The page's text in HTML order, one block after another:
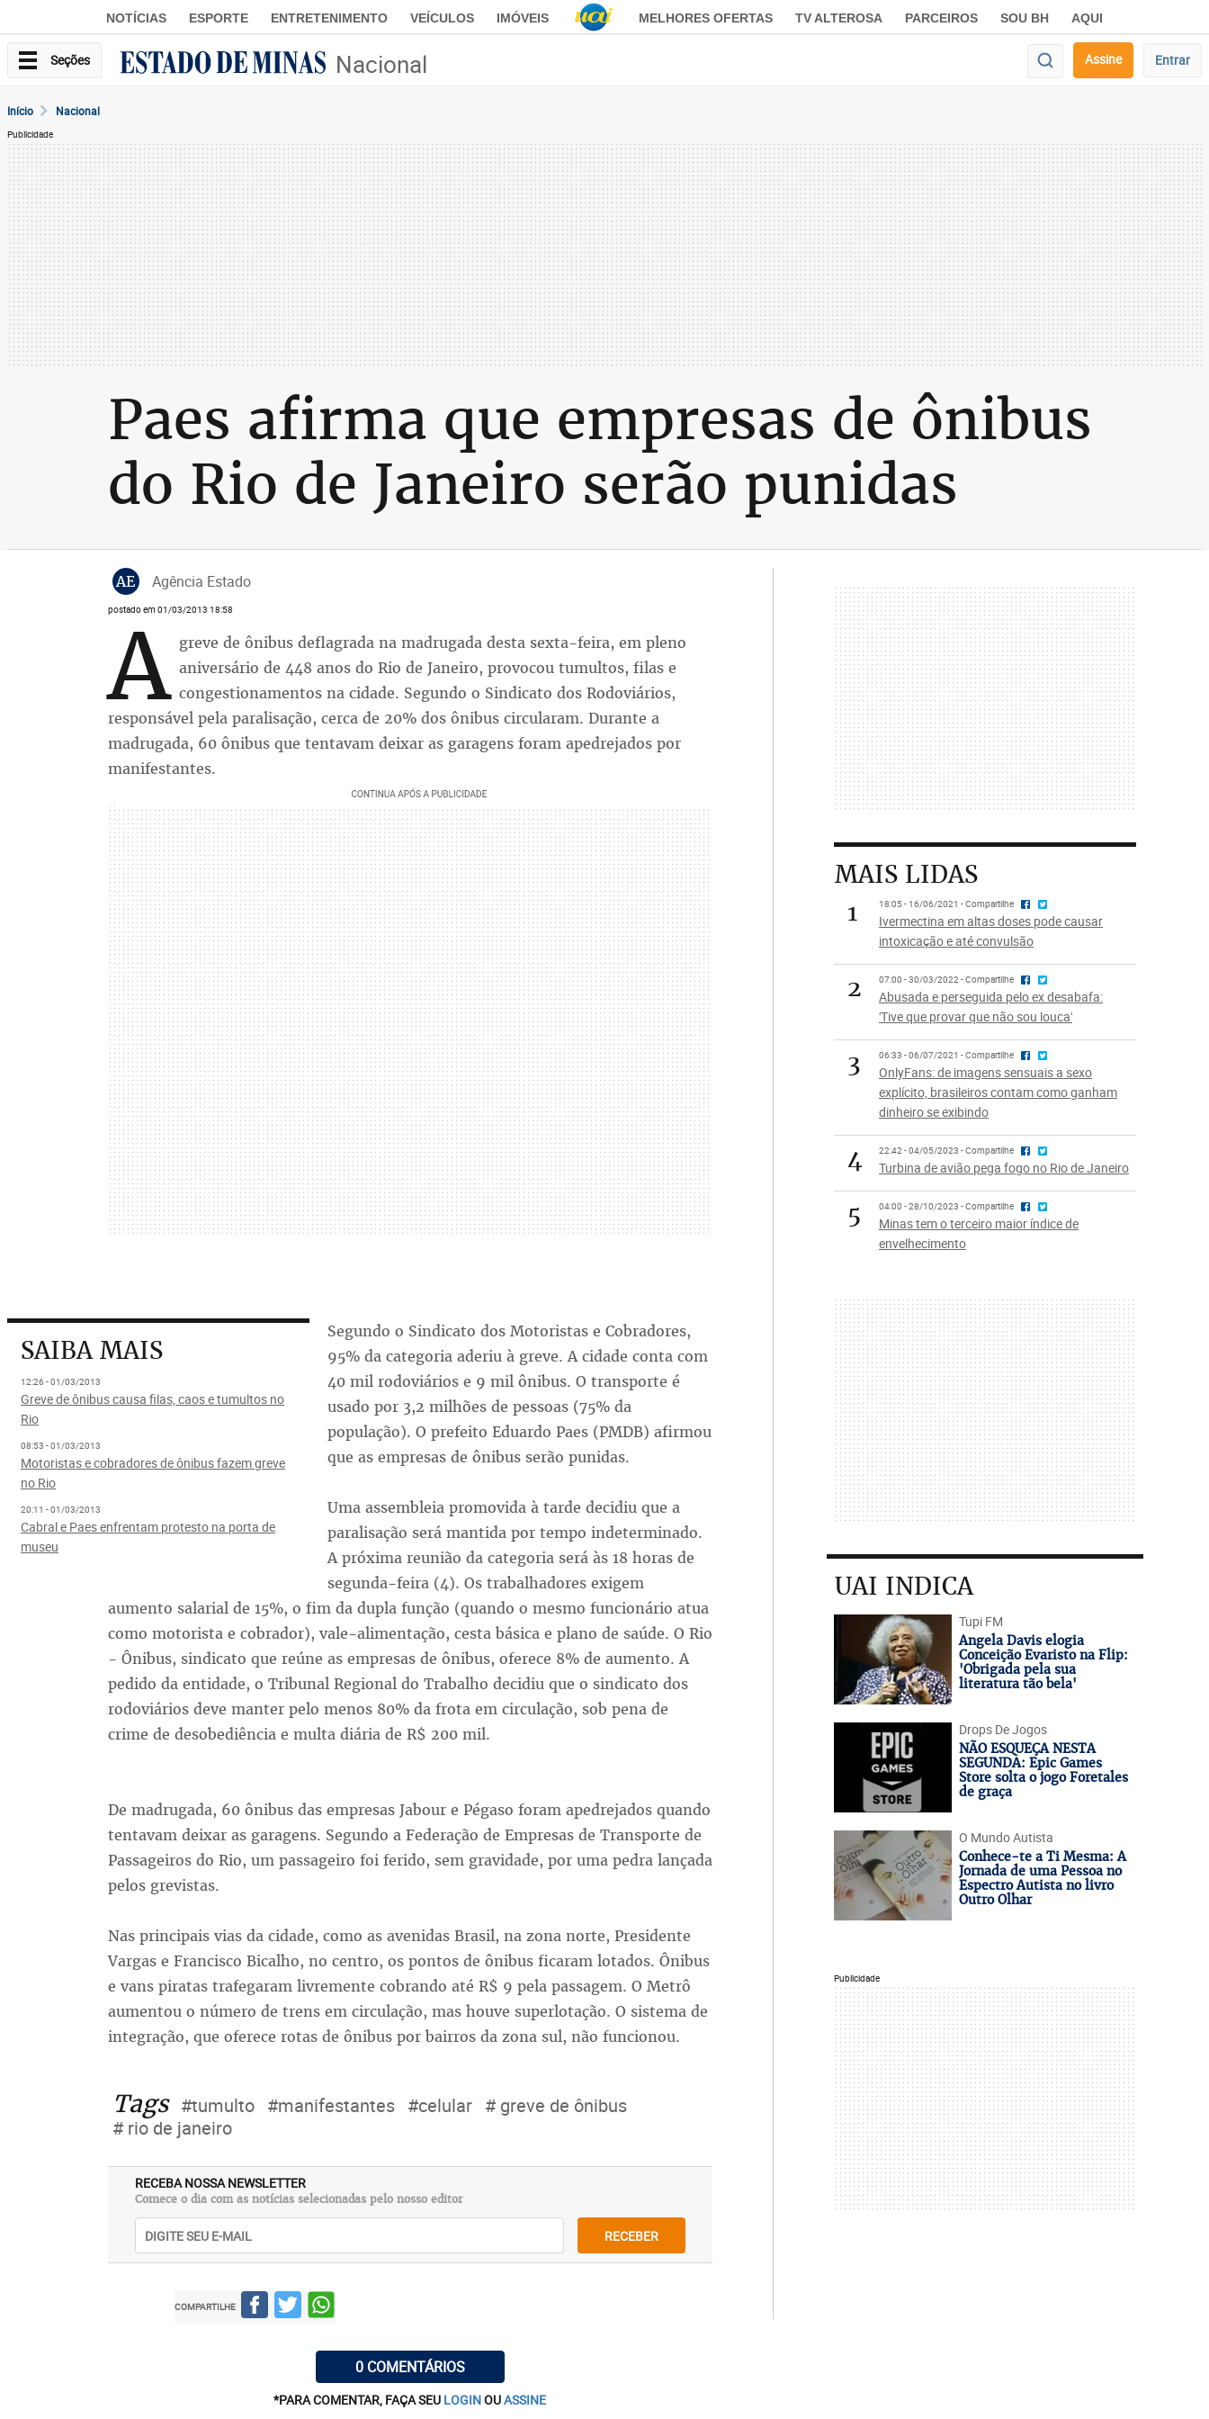
NOTÍCIAS ESPORTE ENTRETENIMENTO VEÍCULOS IMÓVEIS MELHORES OFERTAS TV ALTEROSA PARCEIROS SOU BH AQUI
Seções Nacional Assine Entrar
Início Nacional
Publicidade
Paes afirma que empresas de ônibus
do Rio de Janeiro serão punidas
AE Agência Estado
postado em 01/03/2013 18:58
A greve de ônibus deflagrada na madrugada desta sexta-feira, em pleno
aniversário de 448 anos do Rio de Janeiro, provocou tumultos, filas e
congestionamentos na cidade. Segundo o Sindicato dos Rodoviários,
responsável pela paralisação, cerca de 20% dos ônibus circularam. Durante a
madrugada, 60 ônibus que tentavam deixar as garagens foram apedrejados por
manifestantes.
SAIBA MAIS
12:26 - 01/03/2013
Greve de ônibus causa filas, caos e tumultos no
Rio
08:53 - 01/03/2013
Motoristas e cobradores de ônibus fazem greve
no Rio
20:11 - 01/03/2013
Cabral e Paes enfrentam protesto na porta de
museu
Segundo o Sindicato dos Motoristas e Cobradores,
95% da categoria aderiu à greve. A cidade conta com
40 mil rodoviários e 9 mil ônibus. O transporte é
usado por 3,2 milhões de pessoas (75% da
população). O prefeito Eduardo Paes (PMDB) afirmou
que as empresas de ônibus serão punidas.
Uma assembleia promovida à tarde decidiu que a
paralisação será mantida por tempo indeterminado.
A próxima reunião da categoria será às 18 horas de
segunda-feira (4). Os trabalhadores exigem
aumento salarial de 15%, o fim da dupla função (quando o mesmo funcionário atua
como motorista e cobrador), vale-alimentação, cesta básica e plano de saúde. O Rio
- Ônibus, sindicato que reúne as empresas de ônibus, oferece 8% de aumento. A
pedido da entidade, o Tribunal Regional do Trabalho decidiu que o sindicato dos
rodoviários deve manter pelo menos 80% da frota em circulação, sob pena de
crime de desobediência e multa diária de R$ 200 mil.
De madrugada, 60 ônibus das empresas Jabour e Pégaso foram apedrejados quando
tentavam deixar as garagens. Segundo a Federação de Empresas de Transporte de
Passageiros do Rio, um passageiro foi ferido, sem gravidade, por uma pedra lançada
pelos grevistas.
Nas principais vias da cidade, como as avenidas Brasil, na zona norte, Presidente
Vargas e Francisco Bicalho, no centro, os pontos de ônibus ficaram lotados. Ônibus
e vans piratas trafegaram livremente cobrando até R$ 9 pela passagem. O Metrô
aumentou o número de trens em circulação, mas houve superlotação. O sistema de
integração, que oferece rotas de ônibus por bairros da zona sul, não funcionou.
Tags #tumulto #manifestantes #celular # greve de ônibus
# rio de janeiro
RECEBA NOSSA NEWSLETTER
Comece o dia com as notícias selecionadas pelo nosso editor
RECEBER
COMPARTILHE
0 COMENTÁRIOS
*PARA COMENTAR, FAÇA SEU LOGINOUASSINE
MAIS LIDAS
1
18:05 - 16/06/2021 - Compartilhe
Ivermectina em altas doses pode causar
intoxicação e até convulsão
2 07:00 - 30/03/2022 - Compartilhe
Abusada e perseguida pelo ex desabafa:
'Tive que provar que não sou louca'
3 06:33 - 06/07/2021 - Compartilhe
OnlyFans: de imagens sensuais a sexo
explícito, brasileiros contam como ganham
dinheiro se exibindo
4 22:42 - 04/05/2023 - Compartilhe
Turbina de avião pega fogo no Rio de Janeiro
5 04:00 - 28/10/2023 - Compartilhe
Minas tem o terceiro maior índice de
envelhecimento
UAI INDICA
Tupi FM
Angela Davis elogia
Conceição Evaristo na Flip:
'Obrigada pela sua
literatura tão bela'
Drops De Jogos
NÃO ESQUEÇA NESTA
SEGUNDA: Epic Games
Store solta o jogo Foretales
de graça
O Mundo Autista
Conhece-te a Ti Mesma: A
Jornada de uma Pessoa no
Espectro Autista no livro
Outro Olhar
Publicidade